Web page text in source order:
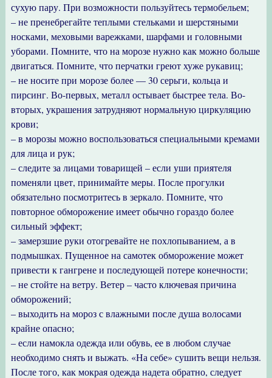
сухую пару. При возможности пользуйтесь термобельем;
– не пренебрегайте теплыми стельками и шерстяными
носками, меховыми варежками, шарфами и головными
уборами. Помните, что на морозе нужно как можно больше
двигаться. Помните, что перчатки греют хуже рукавиц;
– не носите при морозе более — 30 серьги, кольца и
пирсинг. Во-первых, металл остывает быстрее тела. Во-
вторых, украшения затрудняют нормальную циркуляцию
крови;
– в морозы можно воспользоваться специальными кремами
для лица и рук;
– следите за лицами товарищей – если уши приятеля
поменяли цвет, принимайте меры. После прогулки
обязательно посмотритесь в зеркало. Помните, что
повторное обморожение имеет обычно гораздо более
сильный эффект;
– замерзшие руки отогревайте не похлопыванием, а в
подмышках. Пущенное на самотек обморожение может
привести к гангрене и последующей потере конечности;
– не стойте на ветру. Ветер – часто ключевая причина
обморожений;
– выходить на мороз с влажными после душа волосами
крайне опасно;
– если намокла одежда или обувь, ее в любом случае
необходимо снять и выжать. «На себе» сушить вещи нельзя.
После того, как мокрая одежда надета обратно, следует